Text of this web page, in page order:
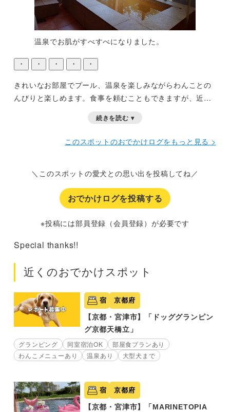
温泉でお肌がすべすべになりました。
・ ・ ・ ・ ・
きれいなお部屋でプール、温泉を楽しみながらわんことの
んびりと楽しめます。食事を頼むこともできますが、近く
続きを読む ▾
このスポットのおでかけログをもっと見る >
＼このスポットの愛犬との思い出を投稿してね／
おでかけログを投稿する
※投稿には部員登録（会員登録）が必要です
Special thanks!!
近くのおでかけスポット
宿 京都府
【京都・宮津市】「ドッググランピン
グ京都天橋立」
グランピング 同室宿泊OK
部屋食プランあり
わんこメニューあり
温泉あり 大型犬まで
宿 京都府
【京都・宮津市】「MARINETOPIA